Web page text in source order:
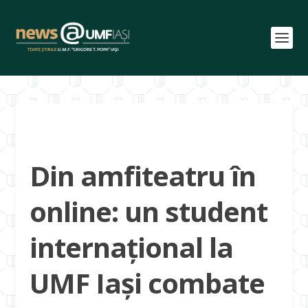
Din amfiteatru în
online: un student
internațional la
UMF Iași combate